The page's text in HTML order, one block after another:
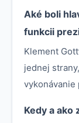
Aké boli
funkcii
Klement
jednej
Kedy a ako